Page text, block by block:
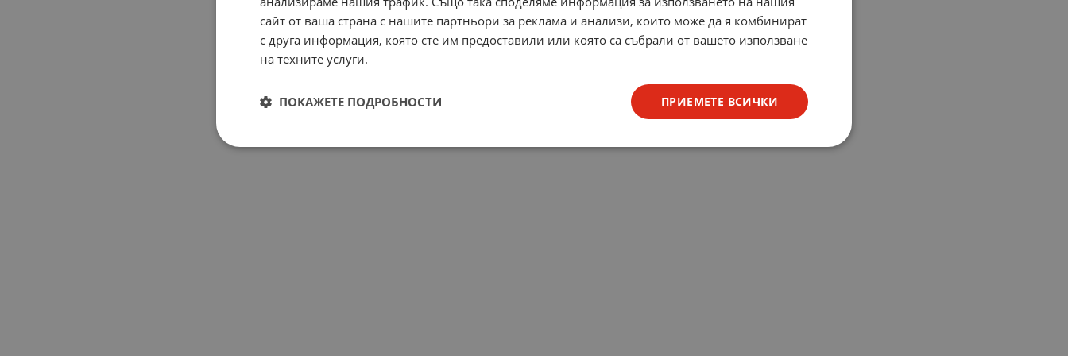
сайт от ваша страна с нашите партньори за реклама и анализи, които може да я комбинират
с друга информация, която сте им предоставили или която са събрали от вашето използване
на техните услуги.
ПРИЕМЕТЕ ВСИЧКИ
ПОКАЖЕТЕ ПОДРОБНОСТИ